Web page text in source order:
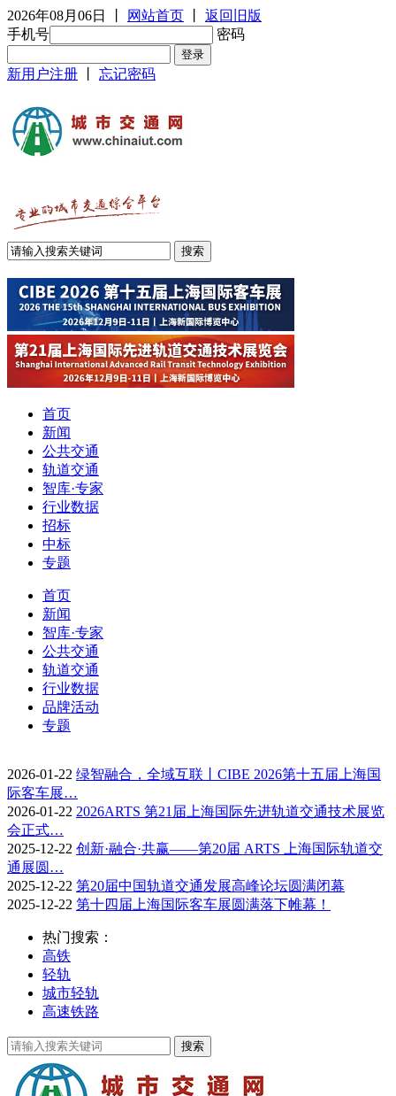
2026年08月06日 网站首页
返回旧版
手机号
密码
新用户注册 忘记密码
首页
新闻
公共交通
轨道交通
智库·专家
行业数据
招标
中标
专题
首页
新闻
智库·专家
公共交通
轨道交通
行业数据
品牌活动
专题
2026-01-22 绿智融合，全域互联丨CIBE 2026第十五届上海国
际客车展…
2026-01-22 2026ARTS 第21届上海国际先进轨道交通技术展览
会正式…
2025-12-22 创新·融合·共赢——第20届 ARTS 上海国际轨道交
通展圆…
2025-12-22 第20届中国轨道交通发展高峰论坛圆满闭幕
2025-12-22 第十四届上海国际客车展圆满落下帷幕！
热门搜索：
高铁
轻轨
城市轻轨
高速铁路